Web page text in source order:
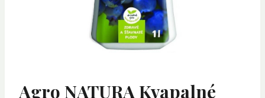
Agro NATURA Kvapalné